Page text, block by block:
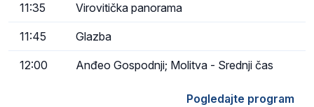
11:35 Virovitička panorama
11:45 Glazba
12:00 Anđeo Gospodnji; Molitva - Srednji čas
Pogledajte program